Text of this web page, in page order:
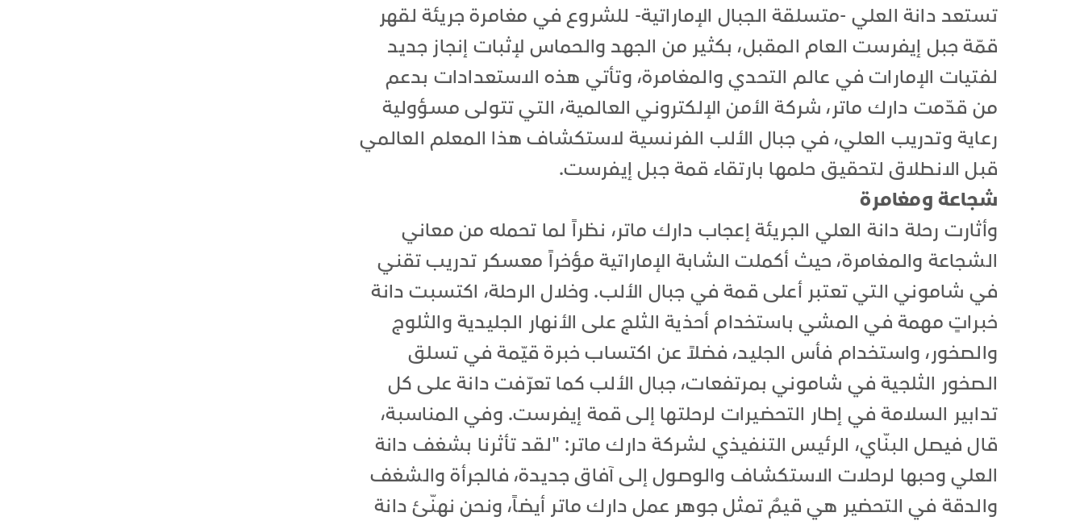
تستعد دانة العلي -متسلقة الجبال الإماراتية- للشروع في مغامرة جريئة لقهر
قمّة جبل إيفرست العام المقبل، بكثير من الجهد والحماس لإثبات إنجاز جديد
لفتيات الإمارات في عالم التحدي والمغامرة، وتأتي هذه الاستعدادات بدعم
من قدّمت دارك ماتر، شركة الأمن الإلكتروني العالمية، التي تتولى مسؤولية
رعاية وتدريب العلي، في جبال الألب الفرنسية لاستكشاف هذا المعلم العالمي
قبل الانطلاق لتحقيق حلمها بارتقاء قمة جبل إيفرست.
شجاعة ومغامرة
وأثارت رحلة دانة العلي الجريئة إعجاب دارك ماتر، نظراً لما تحمله من معاني
الشجاعة والمغامرة، حيث أكملت الشابة الإماراتية مؤخراً معسكر تدريب تقني
في شاموني التي تعتبر أعلى قمة في جبال الألب. وخلال الرحلة، اكتسبت دانة
خبراتٍ مهمة في المشي باستخدام أحذية الثلج على الأنهار الجليدية والثلوج
والصخور، واستخدام فأس الجليد، فضلاً عن اكتساب خبرة قيّمة في تسلق
الصخور الثلجية في شاموني بمرتفعات، جبال الألب كما تعرّفت دانة على كل
تدابير السلامة في إطار التحضيرات لرحلتها إلى قمة إيفرست. وفي المناسبة،
قال فيصل البنّاي، الرئيس التنفيذي لشركة دارك ماتر: "لقد تأثرنا بشغف دانة
العلي وحبها لرحلات الاستكشاف والوصول إلى آفاق جديدة، فالجرأة والشغف
والدقة في التحضير هي قيمٌ تمثل جوهر عمل دارك ماتر أيضاً، ونحن نهنّئ دانة